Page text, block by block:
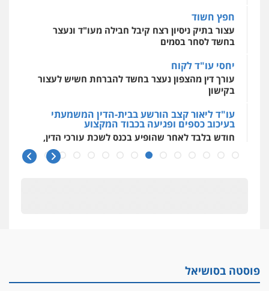
חפץ חשוד
עצור בתיק ניסיון רצח קיבל חבילה מעו"ד ונעצר
בחשד לסחר בסמים
יחסי עו"ד לקוח
עורך דין מהצפון נעצר בחשד להברחת חשיש לעצור
בקישון
עו"ד ליאור קצב הורשע בבית-הדין המשמעתי
בעיכוב כספים ופגיעה בכבוד המקצוע
חודש בלבד לאחר שהופיע בכנס לשכת עורכי הדין,
קצב הורשע
אלה המינויים
הוועדה לבחירת שופטים בחרה 26 שופטים ורשמים
פוסטה בסושיאל